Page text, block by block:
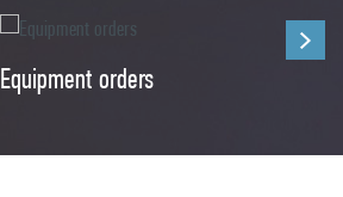
Equipment orders